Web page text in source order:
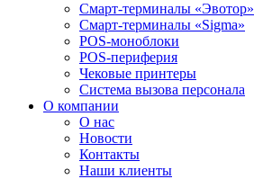
Смарт-терминалы «Эвотор»
Смарт-терминалы «Sigma»
POS-моноблоки
POS-периферия
Чековые принтеры
Система вызова персонала
О компании
О нас
Новости
Контакты
Наши клиенты